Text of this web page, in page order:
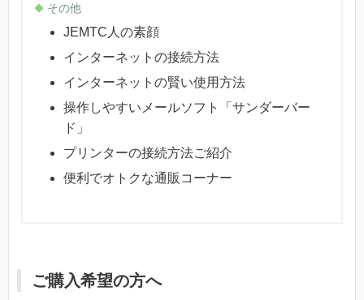
その他
JEMTC人の素顔
インターネットの接続方法
インターネットの賢い使用方法
操作しやすいメールソフト「サンダーバー
ド」
プリンターの接続方法ご紹介
便利でオトクな通販コーナー
ご購入希望の方へ